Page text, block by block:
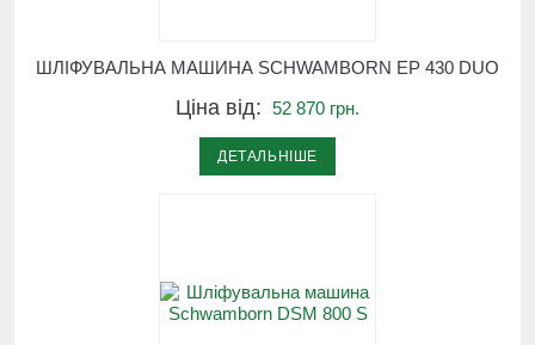
ШЛІФУВАЛЬНА МАШИНА SCHWAMBORN EP 430 DUO
Ціна від: 52 870 грн.
ДЕТАЛЬНІШЕ